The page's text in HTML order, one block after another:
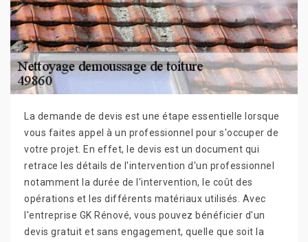
La demande de devis est une étape essentielle lorsque
vous faites appel à un professionnel pour s'occuper de
votre projet. En effet, le devis est un document qui
retrace les détails de l'intervention d'un professionnel
notamment la durée de l'intervention, le coût des
opérations et les différents matériaux utilisés. Avec
l'entreprise GK Rénové, vous pouvez bénéficier d'un
devis gratuit et sans engagement, quelle que soit la